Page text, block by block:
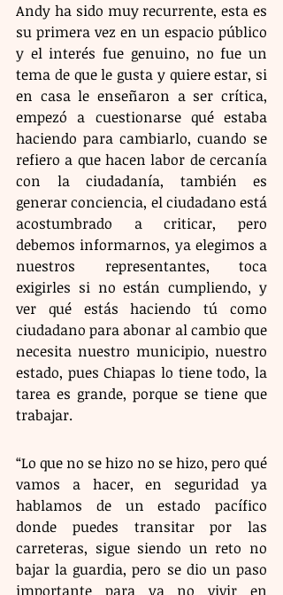
Andy ha sido muy recurrente, esta es
su primera vez en un espacio público
y el interés fue genuino, no fue un
tema de que le gusta y quiere estar, si
en casa le enseñaron a ser crítica,
empezó a cuestionarse qué estaba
haciendo para cambiarlo, cuando se
refiero a que hacen labor de cercanía
con la ciudadanía, también es
generar conciencia, el ciudadano está
acostumbrado a criticar, pero
debemos informarnos, ya elegimos a
nuestros representantes, toca
exigirles si no están cumpliendo, y
ver qué estás haciendo tú como
ciudadano para abonar al cambio que
necesita nuestro municipio, nuestro
estado, pues Chiapas lo tiene todo, la
tarea es grande, porque se tiene que
trabajar.
“Lo que no se hizo no se hizo, pero qué
vamos a hacer, en seguridad ya
hablamos de un estado pacífico
donde puedes transitar por las
carreteras, sigue siendo un reto no
bajar la guardia, pero se dio un paso
importante para ya no vivir en